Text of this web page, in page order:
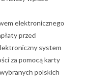
elektronicznego
przed
system
za pomocą karty
polskich